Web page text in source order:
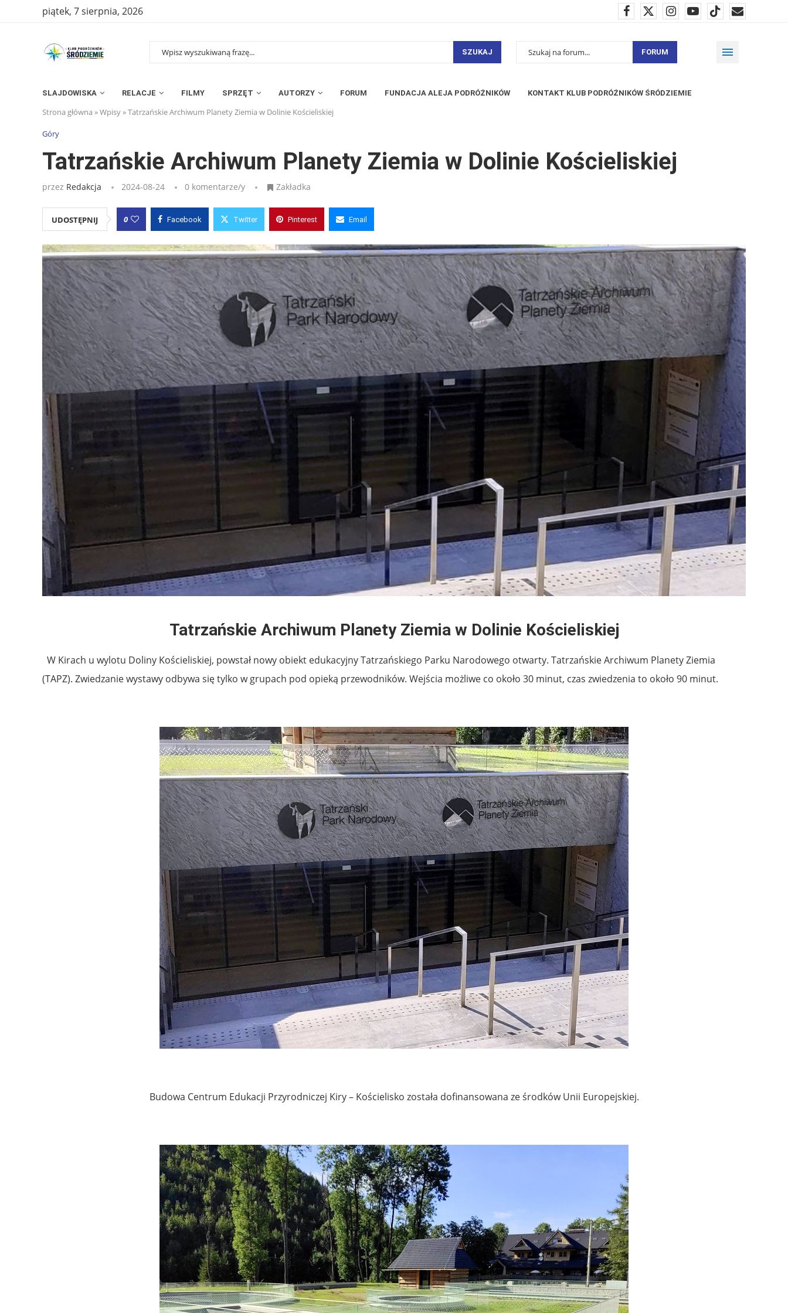
piątek, 7 sierpnia, 2026
SZUKAJ FORUM
SLAJDOWISKA RELACJE FILMY SPRZĘT AUTORZY FORUM FUNDACJA ALEJA PODRÓŻNIKÓW KONTAKT KLUB PODRÓŻNIKÓW ŚRÓDZIEMIE
Strona główna »Wpisy»Tatrzańskie Archiwum Planety Ziemia w Dolinie Kościeliskiej
Góry
Tatrzańskie Archiwum Planety Ziemia w Dolinie Kościeliskiej
przez Redakcja 2024-08-24 0 komentarze/y Zakładka
UDOSTĘPNIJ 0 Facebook Twitter Pinterest Email
Tatrzańskie Archiwum Planety Ziemia w Dolinie Kościeliskiej
W Kirach u wylotu Doliny Kościeliskiej, powstał nowy obiekt edukacyjny Tatrzańskiego Parku Narodowego otwarty. Tatrzańskie Archiwum Planety Ziemia
(TAPZ). Zwiedzanie wystawy odbywa się tylko w grupach pod opieką przewodników. Wejścia możliwe co około 30 minut, czas zwiedzenia to około 90 minut.
Budowa Centrum Edukacji Przyrodniczej Kiry – Kościelisko została dofinansowana ze środków Unii Europejskiej.